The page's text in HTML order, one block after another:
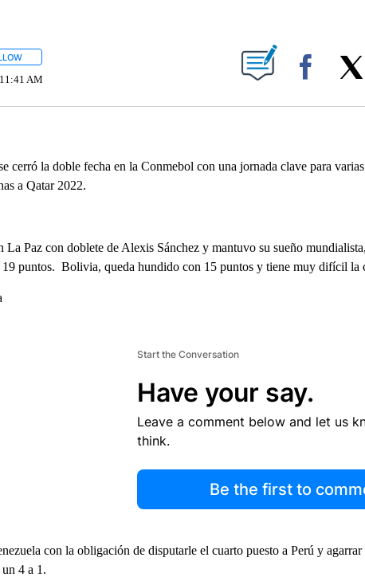
FOLLOW "" TO RECEIVE NOTIFICATIONS ABOUT NEW PAGES ON "".
11:41 AM
la doble fecha en la Conmebol con una jornada clave para varias
a Qatar 2022.
Paz con doblete de Alexis Sánchez y mantuvo su sueño
19 puntos. Bolivia, queda hundido con 15 puntos y tiene muy difícil la
Start the Conversation
Have your say.
Leave a comment below and let us
think.
Be the first to
con la obligación de disputarle el cuarto puesto a Perú y
4 a 1.